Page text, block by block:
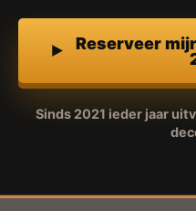
Reserveer
Sinds 2021 ieder jaar